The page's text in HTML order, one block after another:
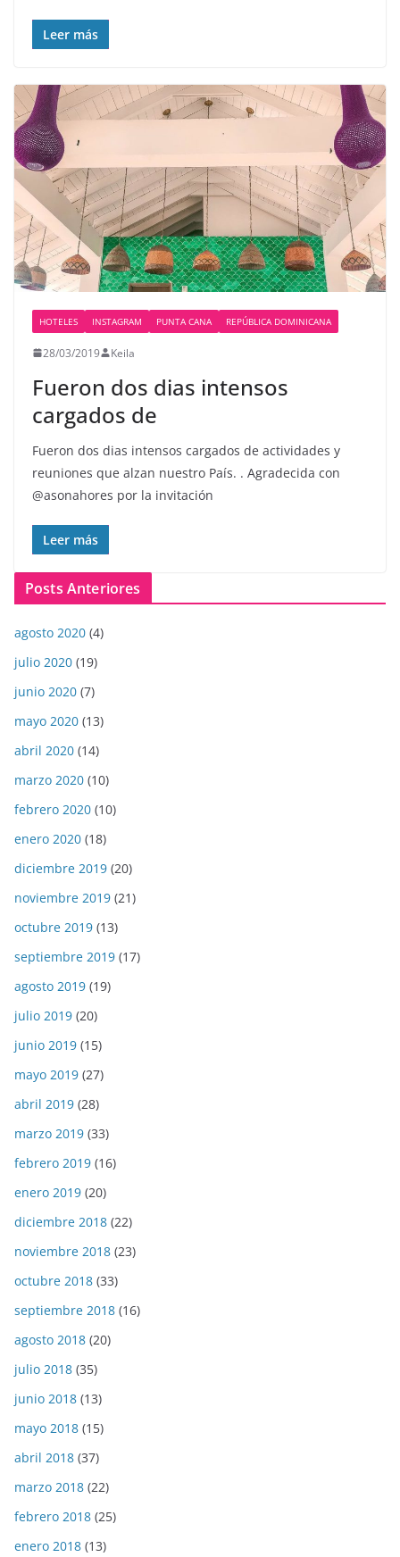
Leer más
HOTELES INSTAGRAM PUNTA CANA REPÚBLICA DOMINICANA
28/03/2019 Keila
Fueron dos dias intensos
cargados de
Fueron dos dias intensos cargados de actividades y
reuniones que alzan nuestro País. . Agradecida con
@asonahores por la invitación
Leer más
Posts Anteriores
agosto 2020 (4)
julio 2020 (19)
junio 2020 (7)
mayo 2020 (13)
abril 2020 (14)
marzo 2020 (10)
febrero 2020 (10)
enero 2020 (18)
diciembre 2019 (20)
noviembre 2019 (21)
octubre 2019 (13)
septiembre 2019 (17)
agosto 2019 (19)
julio 2019 (20)
junio 2019 (15)
mayo 2019 (27)
abril 2019 (28)
marzo 2019 (33)
febrero 2019 (16)
enero 2019 (20)
diciembre 2018 (22)
noviembre 2018 (23)
octubre 2018 (33)
septiembre 2018 (16)
agosto 2018 (20)
julio 2018 (35)
junio 2018 (13)
mayo 2018 (15)
abril 2018 (37)
marzo 2018 (22)
febrero 2018 (25)
enero 2018 (13)